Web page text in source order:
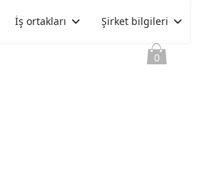
0
İş ortakları Şirket bilgileri